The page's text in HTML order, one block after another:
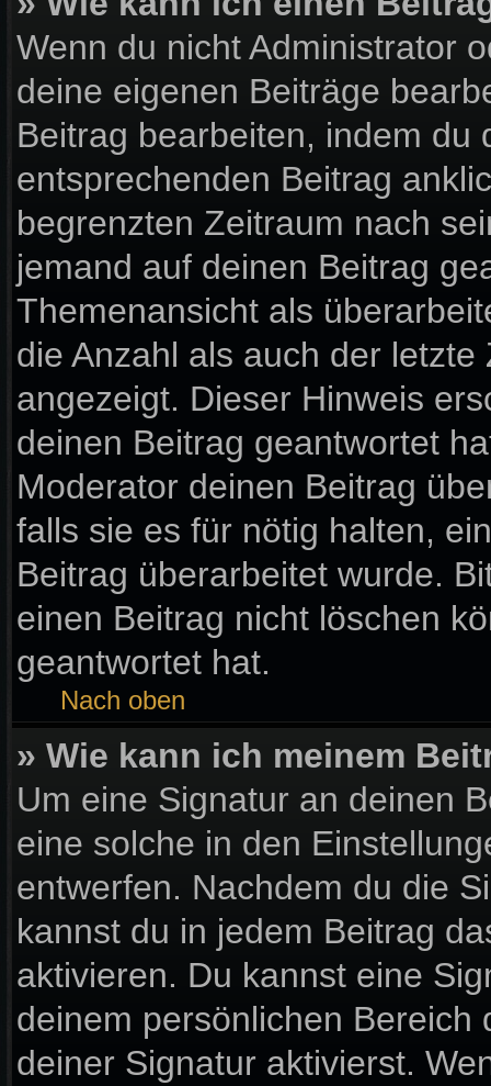
Wenn du nicht Administrator
deine eigenen Beiträge
Beitrag bearbeiten, indem du
entsprechenden Beitrag
begrenzten Zeitraum nach
jemand auf deinen Beitrag
Themenansicht als
die Anzahl als auch der
angezeigt. Dieser Hinweis
deinen Beitrag geantwortet
Moderator deinen Beitrag
falls sie es für nötig halten,
Beitrag überarbeitet wurde.
einen Beitrag nicht löschen
geantwortet hat.
Nach oben
» Wie kann ich meinem
Um eine Signatur an deinen
eine solche in den
entwerfen. Nachdem du die
kannst du in jedem Beitrag
aktivieren. Du kannst eine
deinem persönlichen
deiner Signatur aktivierst.